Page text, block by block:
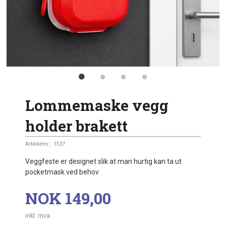
Lommemaske vegg
holder brakett
Artikkelnr.: 1537
Veggfeste er designet slik at man hurtig kan ta ut
pocketmask ved behov
Pris
NOK 149,00
inkl. mva.